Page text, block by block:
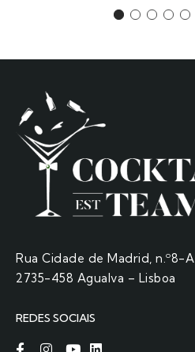
Rua Cidade de Madrid, n.º8-A
2735-458 Agualva – Lisboa
REDES SOCIAIS